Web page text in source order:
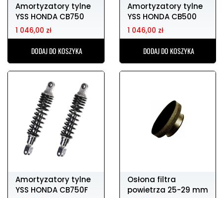
Amortyzatory tylne
YSS HONDA CB750
1 046,00 zł
DODAJ DO KOSZYKA
Amortyzatory tylne
YSS HONDA CB500
1 046,00 zł
DODAJ DO KOSZYKA
Amortyzatory tylne
YSS HONDA CB750F
Osłona filtra
powietrza 25-29 mm